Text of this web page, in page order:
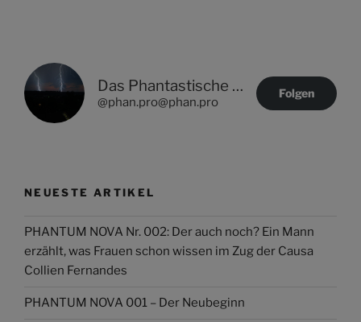
Das Phantastische Projekt - PHAN.PRO
@phan.pro@phan.pro
Folgen
NEUESTE ARTIKEL
PHANTUM NOVA Nr. 002: Der auch noch? Ein Mann
erzählt, was Frauen schon wissen im Zug der Causa
Collien Fernandes
PHANTUM NOVA 001 – Der Neubeginn